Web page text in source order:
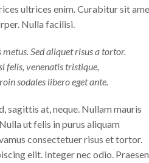
ultrices enim. Curabitur sit
Nulla facilisi.
Sed aliquet risus a tortor.
felis, venenatis tristique,
sodales libero eget ante.
sagittis at, neque. Nullam mauris
ut felis in purus aliquam
consectetuer risus et tortor.
elit. Integer nec odio.